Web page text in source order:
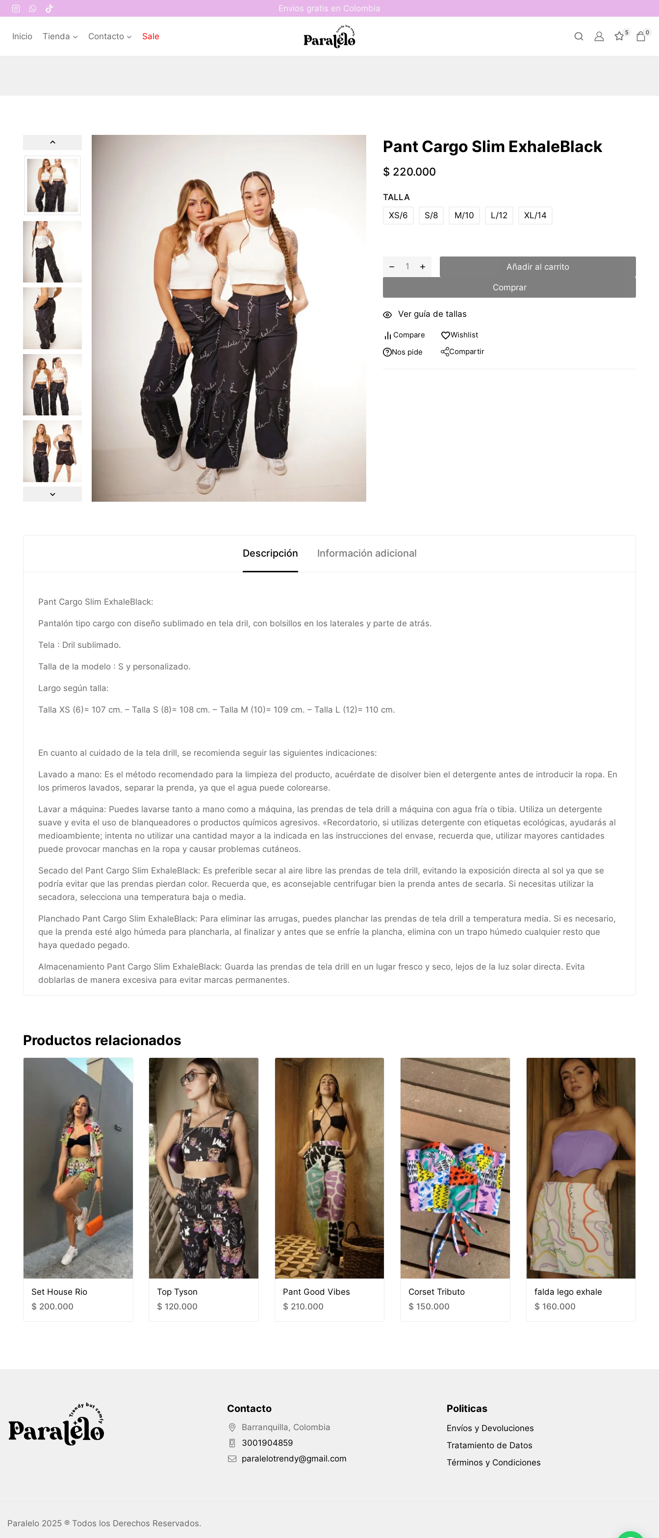
Envios gratis en Colombia
Inicio Tienda Contacto Sale 5 0
Pant Cargo Slim ExhaleBlack
$ 220.000
TALLA
XS/6
S/8 M/10 L/12 XL/14
Añadir al carrito
Comprar
Ver guía de tallas
Compare
Wishlist
Nos pide
Compartir
Descripción Información adicional
Pant Cargo Slim ExhaleBlack:
Pantalón tipo cargo con diseño sublimado en tela dril, con bolsillos en los laterales y parte de atrás.
Tela : Dril sublimado.
Talla de la modelo : S y personalizado.
Largo según talla:
Talla XS (6)= 107 cm. – Talla S (8)= 108 cm. – Talla M (10)= 109 cm. – Talla L (12)= 110 cm.
En cuanto al cuidado de la tela drill, se recomienda seguir las siguientes indicaciones:
Lavado a mano: Es el método recomendado para la limpieza del producto, acuérdate de disolver bien el detergente antes de introducir la ropa. En
los primeros lavados, separar la prenda, ya que el agua puede colorearse.
Lavar a máquina: Puedes lavarse tanto a mano como a máquina, las prendas de tela drill a máquina con agua fría o tibia. Utiliza un detergente
suave y evita el uso de blanqueadores o productos químicos agresivos. «Recordatorio, si utilizas detergente con etiquetas ecológicas, ayudarás al
medioambiente; intenta no utilizar una cantidad mayor a la indicada en las instrucciones del envase, recuerda que, utilizar mayores cantidades
puede provocar manchas en la ropa y causar problemas cutáneos.
Secado del Pant Cargo Slim ExhaleBlack: Es preferible secar al aire libre las prendas de tela drill, evitando la exposición directa al sol ya que se
podría evitar que las prendas pierdan color. Recuerda que, es aconsejable centrifugar bien la prenda antes de secarla. Si necesitas utilizar la
secadora, selecciona una temperatura baja o media.
Planchado Pant Cargo Slim ExhaleBlack: Para eliminar las arrugas, puedes planchar las prendas de tela drill a temperatura media. Si es necesario,
que la prenda esté algo húmeda para plancharla, al finalizar y antes que se enfríe la plancha, elimina con un trapo húmedo cualquier resto que
haya quedado pegado.
Almacenamiento Pant Cargo Slim ExhaleBlack: Guarda las prendas de tela drill en un lugar fresco y seco, lejos de la luz solar directa. Evita
doblarlas de manera excesiva para evitar marcas permanentes.
Productos relacionados
Set House Rio
$ 200.000
Top Tyson
$ 120.000
Pant Good Vibes
$ 210.000
Corset Tributo
$ 150.000
falda lego exhale
$ 160.000
Contacto
Barranquilla, Colombia
3001904859
paralelotrendy@gmail.com
Politicas
Envíos y Devoluciones
Tratamiento de Datos
Términos y Condiciones
Paralelo 2025 ® Todos los Derechos Reservados.